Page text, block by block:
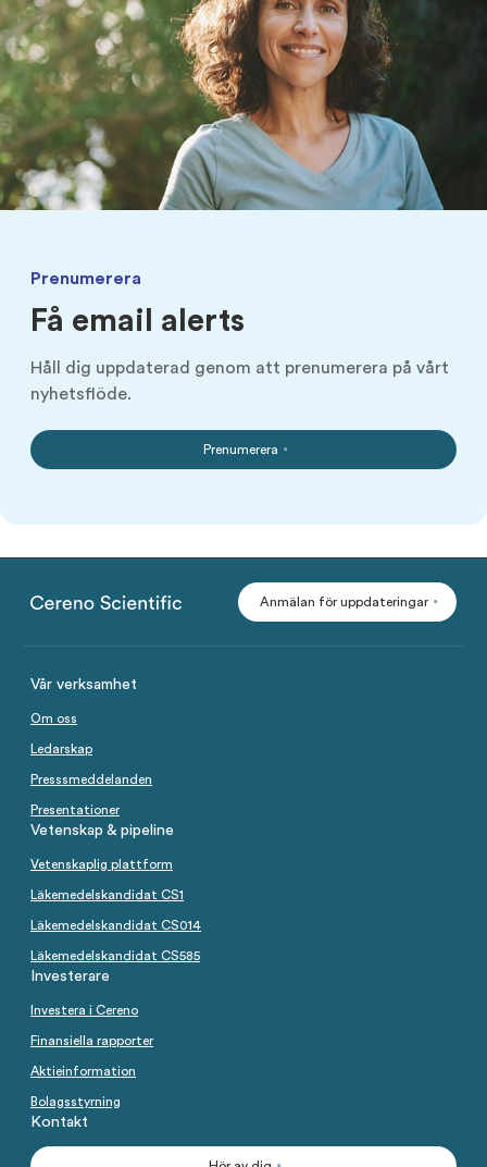
Prenumerera
Få email alerts
Håll dig uppdaterad genom att prenumerera på vårt
nyhetsflöde.
Prenumerera
Anmälan för uppdateringar
Vår verksamhet
Om oss
Ledarskap
Presssmeddelanden
Presentationer
Vetenskap & pipeline
Vetenskaplig plattform
Läkemedelskandidat CS1
Läkemedelskandidat CS014
Läkemedelskandidat CS585
Investerare
Investera i Cereno
Finansiella rapporter
Aktieinformation
Bolagsstyrning
Kontakt